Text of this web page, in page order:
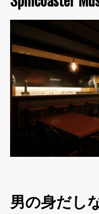
男の身だし